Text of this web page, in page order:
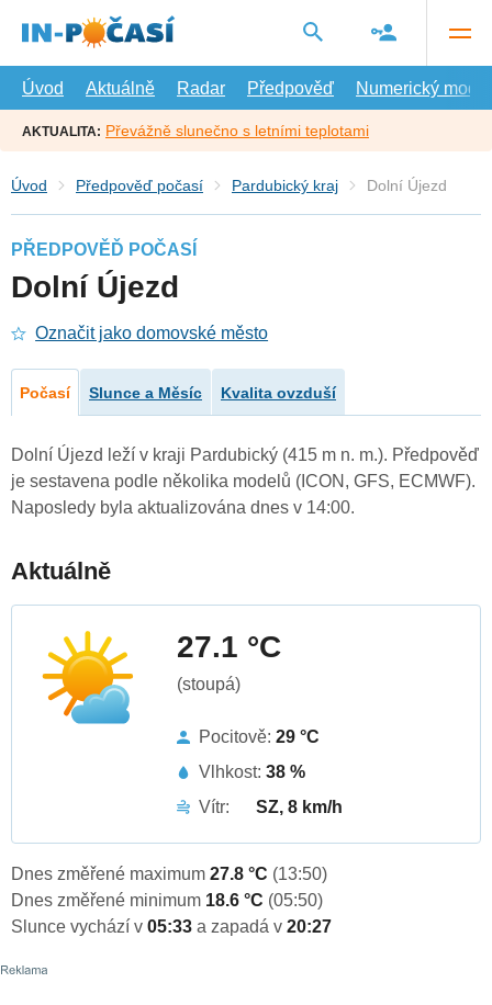
hlavní
Úvod
Aktuálně Radar Předpověď Numerický model
AKTUALITA: Převážně slunečno s letními teplotami
Úvod Předpověď počasí Pardubický kraj Dolní Újezd
PŘEDPOVĚĎ POČASÍ
Dolní Újezd
Označit jako domovské město
Počasí Slunce a Měsíc Kvalita ovzduší
Dolní Újezd leží v kraji Pardubický (415 m n. m.). Předpověď
je sestavena podle několika modelů (ICON, GFS, ECMWF).
Naposledy byla aktualizována dnes v 14:00.
Aktuálně
27.1 °C
(stoupá)
Pocitově: 29 °C
Vlhkost: 38 %
Vítr:
SZ, 8 km/h
Dnes změřené maximum 27.8 °C (13:50)
Dnes změřené minimum 18.6 °C (05:50)
Slunce vychází v 05:33 a zapadá v 20:27